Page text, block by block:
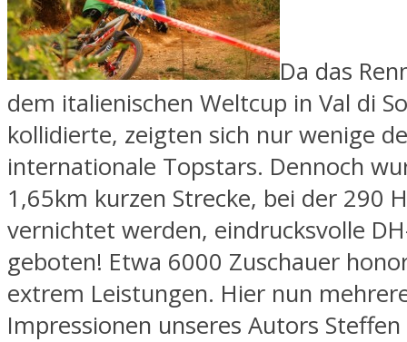
Da das
dem italienischen Weltcup in Val di
kollidierte, zeigten sich nur wenige
internationale Topstars. Dennoch
1,65km kurzen Strecke, bei der 290
vernichtet werden, eindrucksvolle
geboten! Etwa 6000 Zuschauer
extrem Leistungen. Hier nun
Impressionen unseres Autors